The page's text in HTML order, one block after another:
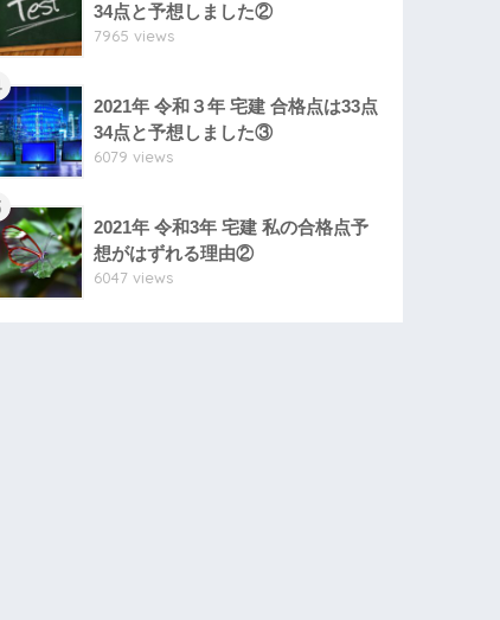
34点と予想しました②
7965 views
2021年 令和３年 宅建 合格点は33点
34点と予想しました③
6079 views
2021年 令和3年 宅建 私の合格点予
想がはずれる理由②
6047 views